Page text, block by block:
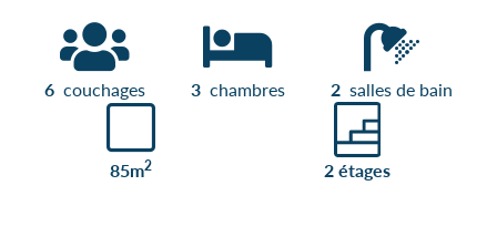
6 couchages 3 chambres 2 salles de bain
85m2 2 étages